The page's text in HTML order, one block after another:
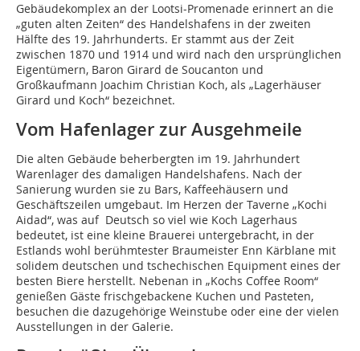
Gebäudekomplex an der Lootsi-Promenade erinnert an die
„guten alten Zeiten“ des Handelshafens in der zweiten
Hälfte des 19. Jahrhunderts. Er stammt aus der Zeit
zwischen 1870 und 1914 und wird nach den ursprünglichen
Eigentümern, Baron Girard de Soucanton und
Großkaufmann Joachim Christian Koch, als „Lagerhäuser
Girard und Koch“ bezeichnet.
Vom Hafenlager zur Ausgehmeile
Die alten Gebäude beherbergten im 19. Jahrhundert
Warenlager des damaligen Handelshafens. Nach der
Sanierung wurden sie zu Bars, Kaffeehäusern und
Geschäftszeilen umgebaut. Im Herzen der Taverne „Kochi
Aidad“, was auf Deutsch so viel wie Koch Lagerhaus
bedeutet, ist eine kleine Brauerei untergebracht, in der
Estlands wohl berühmtester Braumeister Enn Kärblane mit
solidem deutschen und tschechischen Equipment eines der
besten Biere herstellt. Nebenan in „Kochs Coffee Room“
genießen Gäste frischgebackene Kuchen und Pasteten,
besuchen die dazugehörige Weinstube oder eine der vielen
Ausstellungen in der Galerie.